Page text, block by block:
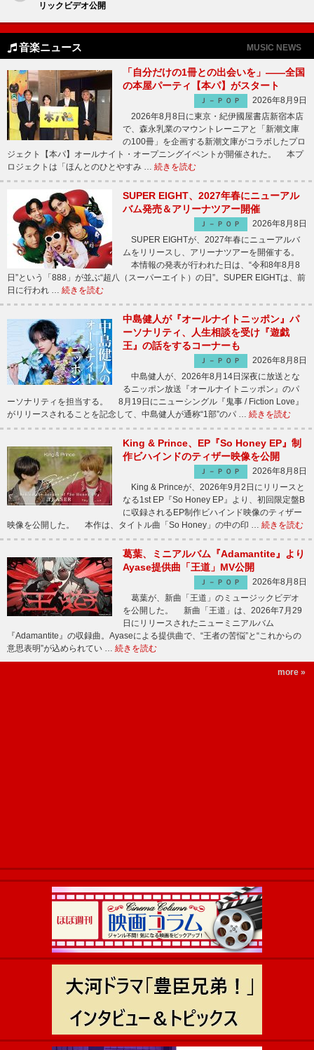
リックビデオ公開
音楽ニュース MUSIC NEWS
「自分だけの1冊との出会いを」――全国
の本屋パーティ【本パ】がスタート
Ｊ－ＰＯＰ
2026年8月9日
2026年8月8日に東京・紀伊國屋書店新宿本店
で、森永乳業のマウントレーニアと「新潮文庫
の100冊」を企画する新潮文庫がコラボしたプロ
ジェクト【本パ】オールナイト・オープニングイベントが開催された。 本プ
ロジェクトは「ほんとのひとやすみ … 続きを読む
SUPER EIGHT、2027年春にニューアル
バム発売＆アリーナツアー開催
Ｊ－ＰＯＰ
2026年8月8日
SUPER EIGHTが、2027年春にニューアルバ
ムをリリースし、アリーナツアーを開催する。
本情報の発表が行われた日は、“令和8年8月8
日”という「888」が並ぶ“超八（スーパーエイト）の日”。SUPER EIGHTは、前
日に行われ … 続きを読む
中島健人が『オールナイトニッポン』パ
ーソナリティ、人生相談を受け『遊戯
王』の話をするコーナーも
Ｊ－ＰＯＰ
2026年8月8日
中島健人が、2026年8月14日深夜に放送とな
るニッポン放送『オールナイトニッポン』のパ
ーソナリティを担当する。 8月19日にニューシングル『鬼事 / Fiction Love』
がリリースされることを記念して、中島健人が通称“1部”のパ … 続きを読む
King & Prince、EP『So Honey EP』制
作ビハインドのティザー映像を公開
Ｊ－ＰＯＰ
2026年8月8日
King & Princeが、2026年9月2日にリリースと
なる1st EP『So Honey EP』より、初回限定盤B
に収録されるEP制作ビハインド映像のティザー
映像を公開した。 本作は、タイトル曲「So Honey」の中の印 … 続きを読む
葛葉、ミニアルバム『Adamantite』より
Ayase提供曲「王道」MV公開
Ｊ－ＰＯＰ
2026年8月8日
葛葉が、新曲「王道」のミュージックビデオ
を公開した。 新曲「王道」は、2026年7月29
日にリリースされたニューミニアルバム
『Adamantite』の収録曲。Ayaseによる提供曲で、“王者の苦悩”と“これからの
意思表明”が込められてい … 続きを読む
more »